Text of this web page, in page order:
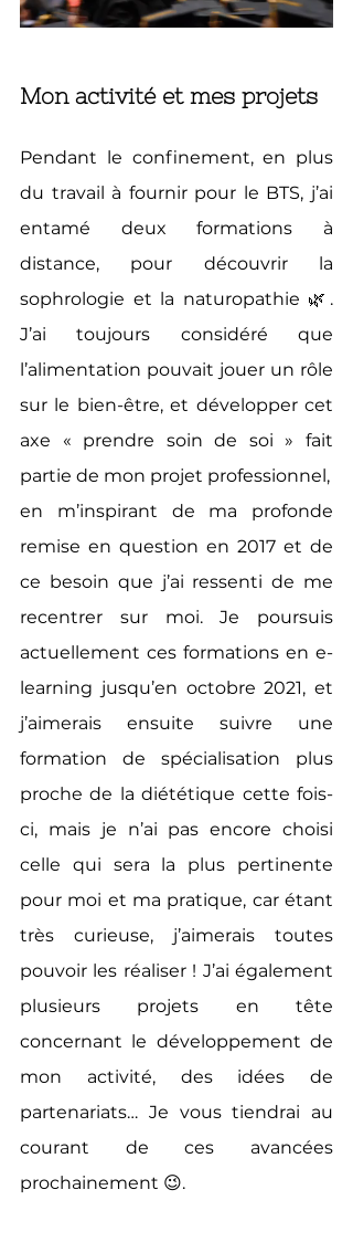
Mon activité et mes projets
Pendant le confinement, en plus
du travail à fournir pour le BTS, j’ai
entamé deux formations à
distance, pour découvrir la
sophrologie et la naturopathie 🌿.
J’ai toujours considéré que
l’alimentation pouvait jouer un rôle
sur le bien-être, et développer cet
axe « prendre soin de soi » fait
en m’inspirant de ma profonde
remise en question en 2017 et de
ce besoin que j’ai ressenti de me
recentrer sur moi. Je poursuis
actuellement ces formations en e-
learning jusqu’en octobre 2021, et
j’aimerais ensuite suivre une
formation de spécialisation plus
proche de la diététique cette fois-
ci, mais je n’ai pas encore choisi
celle qui sera la plus pertinente
pour moi et ma pratique, car étant
très curieuse, j’aimerais toutes
pouvoir les réaliser ! J’ai également
plusieurs projets en tête
concernant le développement de
mon activité, des idées de
partenariats… Je vous tiendrai au
courant de ces avancées
prochainement 😉.